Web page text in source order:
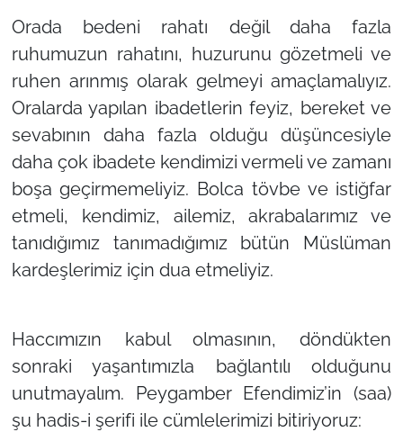
Orada bedeni rahatı değil daha fazla
ruhumuzun rahatını, huzurunu gözetmeli ve
ruhen arınmış olarak gelmeyi amaçlamalıyız.
Oralarda yapılan ibadetlerin feyiz, bereket ve
sevabının daha fazla olduğu düşüncesiyle
daha çok ibadete kendimizi vermeli ve zamanı
boşa geçirmemeliyiz. Bolca tövbe ve istiğfar
etmeli, kendimiz, ailemiz, akrabalarımız ve
tanıdığımız tanımadığımız bütün Müslüman
kardeşlerimiz için dua etmeliyiz.
Haccımızın kabul olmasının, döndükten
sonraki yaşantımızla bağlantılı olduğunu
unutmayalım. Peygamber Efendimiz’in (saa)
şu hadis-i şerifi ile cümlelerimizi bitiriyoruz: